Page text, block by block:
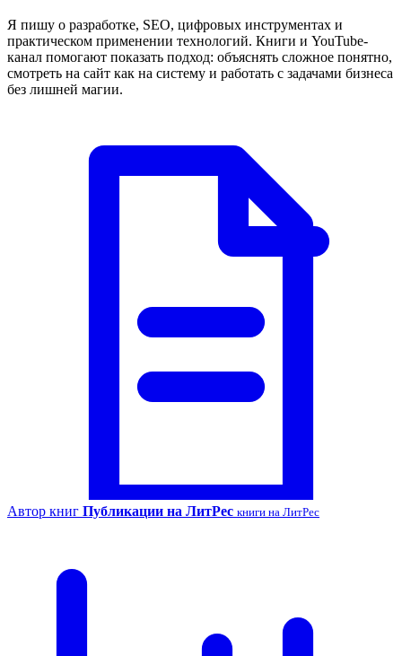
Я пишу о разработке, SEO, цифровых инструментах и
практическом применении технологий. Книги и YouTube-
канал помогают показать подход: объяснять сложное понятно,
смотреть на сайт как на систему и работать с задачами бизнеса
без лишней магии.
Автор книг Публикации на ЛитРес книги на ЛитРес